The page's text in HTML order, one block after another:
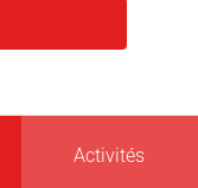
Activités